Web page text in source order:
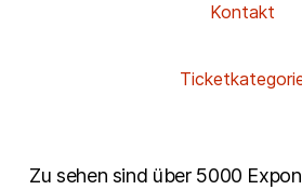
Kontakt
Zu sehen sind über 5000